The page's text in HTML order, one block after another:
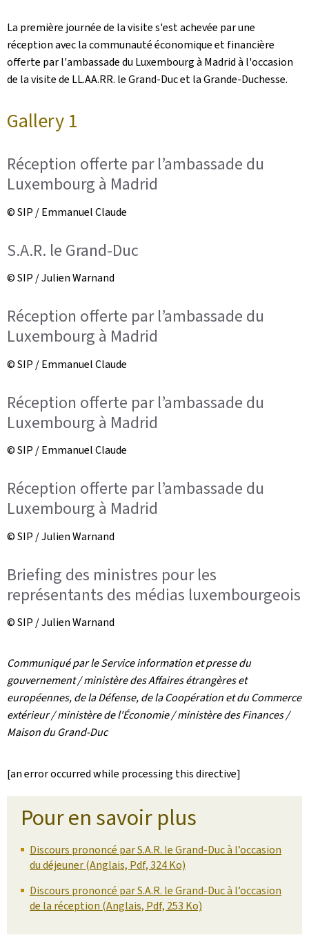
La première journée de la visite s'est achevée par une
réception avec la communauté économique et financière
offerte par l'ambassade du Luxembourg à Madrid à l'occasion
de la visite de LL.AA.RR. le Grand-Duc et la Grande-Duchesse.
Gallery 1
Réception offerte par l’ambassade du
Luxembourg à Madrid
© SIP / Emmanuel Claude
S.A.R. le Grand-Duc
© SIP / Julien Warnand
Réception offerte par l’ambassade du
Luxembourg à Madrid
© SIP / Emmanuel Claude
Réception offerte par l’ambassade du
Luxembourg à Madrid
© SIP / Emmanuel Claude
Réception offerte par l’ambassade du
Luxembourg à Madrid
© SIP / Julien Warnand
Briefing des ministres pour les
représentants des médias luxembourgeois
© SIP / Julien Warnand
Communiqué par le Service information et presse du
gouvernement / ministère des Affaires étrangères et
européennes, de la Défense, de la Coopération et du Commerce
extérieur / ministère de l'Économie / ministère des Finances /
Maison du Grand-Duc
[an error occurred while processing this directive]
Pour en savoir plus
Discours prononcé par S.A.R. le Grand-Duc à l’occasion
du déjeuner (Anglais, Pdf, 324 Ko)
Discours prononcé par S.A.R. le Grand-Duc à l’occasion
de la réception (Anglais, Pdf, 253 Ko)